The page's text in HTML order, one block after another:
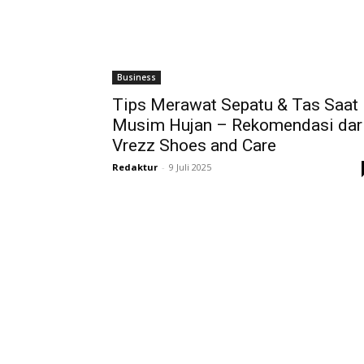
Business
Tips Merawat Sepatu & Tas Saat
Musim Hujan – Rekomendasi
Vrezz Shoes and Care
Redaktur - 9 Juli 2025